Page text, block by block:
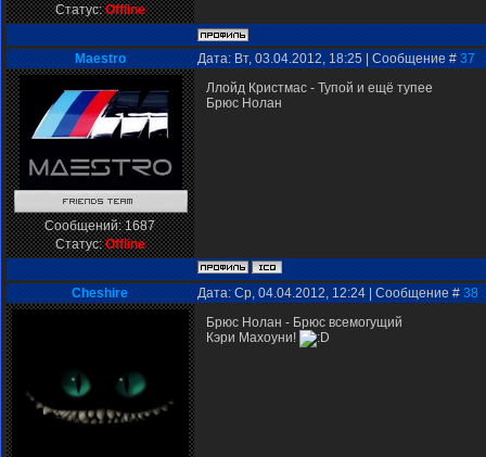
Статус:Offline
Мaestro Дата: Вт, 03.04.2012, 18:25 | Сообщение # 37
Сообщений:1687
Статус:Offline
Ллойд Кристмас - Тупой и ещё тупее
Брюс Нолан
Cheshire Дата: Ср, 04.04.2012, 12:24 | Сообщение # 38
Брюс Нолан - Брюс всемогущий
Кэри Махоуни!